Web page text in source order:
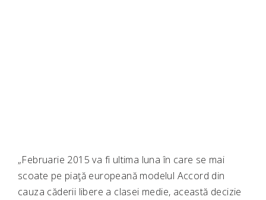
„Februarie 2015 va fi ultima luna în care se mai
scoate pe piaţă europeană modelul Accord din
cauza căderii libere a clasei medie, această decizie